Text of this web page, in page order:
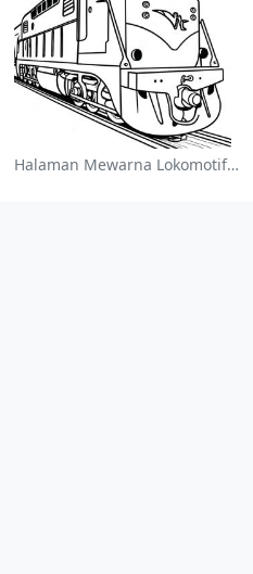
Halaman Mewarna Lokomotif Kereta Api Berwarna-Warni